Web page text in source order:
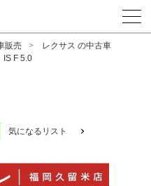
販売
レクサス の中古車
IS F 5.0
気になるリスト